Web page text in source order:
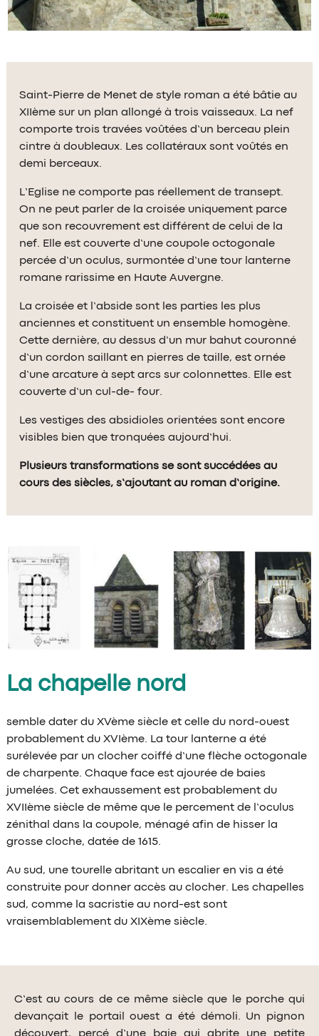
Saint-Pierre de Menet de style roman a été bâtie au
XIIème sur un plan allongé à trois vaisseaux. La nef
comporte trois travées voûtées d’un berceau plein
cintre à doubleaux. Les collatéraux sont voûtés en
demi berceaux.
L’Eglise ne comporte pas réellement de transept.
On ne peut parler de la croisée uniquement parce
que son recouvrement est différent de celui de la
nef. Elle est couverte d’une coupole octogonale
percée d’un oculus, surmontée d’une tour lanterne
romane rarissime en Haute Auvergne.
La croisée et l’abside sont les parties les plus
anciennes et constituent un ensemble homogène.
Cette dernière, au dessus d’un mur bahut couronné
d’un cordon saillant en pierres de taille, est ornée
d’une arcature à sept arcs sur colonnettes. Elle est
couverte d’un cul-de- four.
Les vestiges des absidioles orientées sont encore
visibles bien que tronquées aujourd’hui.
Plusieurs transformations se sont succédées au
cours des siècles, s’ajoutant au roman d’origine.
La chapelle nord
semble dater du XVème siècle et celle du nord-ouest
probablement du XVIème. La tour lanterne a été
surélevée par un clocher coiffé d’une flèche octogonale
de charpente. Chaque face est ajourée de baies
jumelées. Cet exhaussement est probablement du
XVIIème siècle de même que le percement de l’oculus
zénithal dans la coupole, ménagé afin de hisser la
grosse cloche, datée de 1615.
Au sud, une tourelle abritant un escalier en vis a été
construite pour donner accès au clocher. Les chapelles
sud, comme la sacristie au nord-est sont
vraisemblablement du XIXème siècle.
C’est au cours de ce même siècle que le porche qui
devançait le portail ouest a été démoli. Un pignon